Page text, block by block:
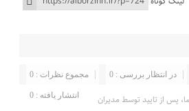
مجموع نظرات : 0 در انتظار بررسی : 0
انتشار یافته : 0
پس از تایید توسط مدیران